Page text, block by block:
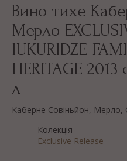
Вино тихе
Мерло
IUKURIDZE
HERITAGE
л
Каберне Совіньйон, Мерло,
Колекція
Exclusive Release